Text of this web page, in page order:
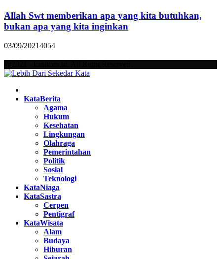
Allah Swt memberikan apa yang kita butuhkan,
bukan apa yang kita inginkan
03/09/20214054
KataBerita
Agama
Hukum
Kesehatan
Lingkungan
Olahraga
Pemerintahan
Politik
Sosial
Teknologi
KataNiaga
KataSastra
Cerpen
Pentigraf
KataWisata
Alam
Budaya
Hiburan